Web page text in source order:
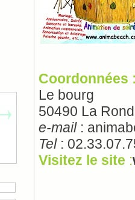
Coordonnées
Le bourg
50490 La
e-mail:
Tel:
Visitez le site :